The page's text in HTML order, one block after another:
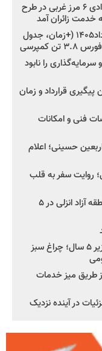
مدیرعامل امدادخودروسایپا: پوشش امدادی ۶ مرز غربی در طرح
شروع فروش ۸ محصول بهمن دیزل -مرداد۱۴۰۵ (+زمان، جدول
را نابود
پیگیری قرارداد و زمان
فنی و امکانات
اربعین حسینی؛ اعلام
روایت سفر به قلب
استاندار گیلان: تردد خودروهای پلاک منطقه آزاد انزلی در ۵
صدور مجوز واردات اتوبوس‌های کارکرده زیر ۵ سال؛ چراغ سبز
طریق میز خدمات
در آینده نزدیک